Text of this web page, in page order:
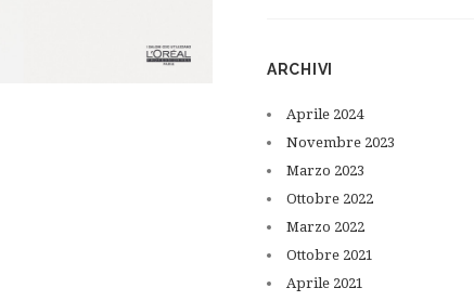
ARCHIVI
Aprile 2024
Novembre 2023
Marzo 2023
Ottobre 2022
Marzo 2022
Ottobre 2021
Aprile 2021